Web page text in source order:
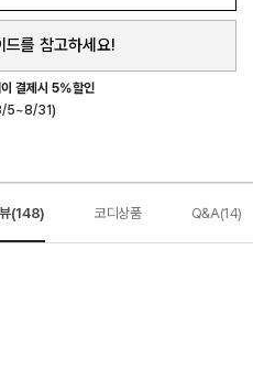
드를 참고하세요!
이 결제시 5%할인
5~8/31)
(148) 코디상품 Q&A(14)